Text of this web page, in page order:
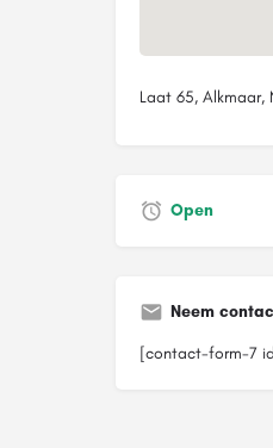
Laat 65, Alkmaar,
Open
Neem
[contact-form-7